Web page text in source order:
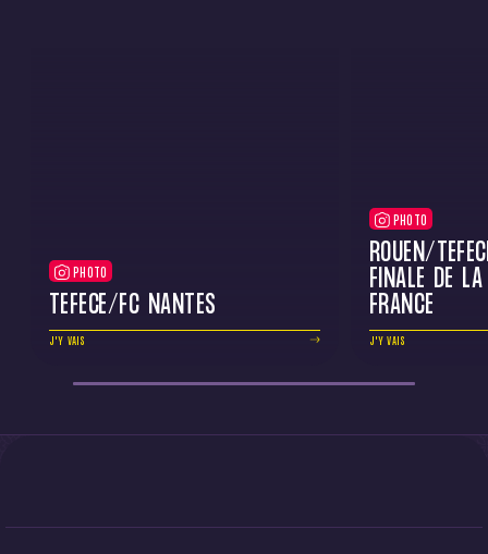
PHOTO
TÉFÉCÉ/FC NANTES
J'Y VAIS
PHOTO
ROUEN/
FINALE DE
FRANCE
J'Y VAIS